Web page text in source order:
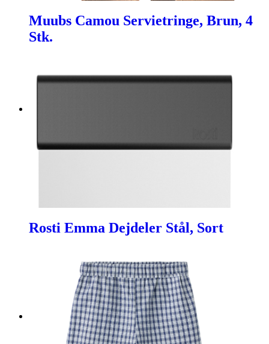
Muubs Camou Servietringe, Brun, 4
Stk.
Rosti Emma Dejdeler Stål, Sort